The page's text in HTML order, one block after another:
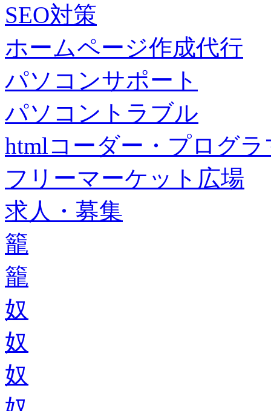
SEO対策
ホームページ作成代行
パソコンサポート
パソコントラブル
htmlコーダー・プログラ
フリーマーケット広場
求人・募集
籠
籠
奴
奴
奴